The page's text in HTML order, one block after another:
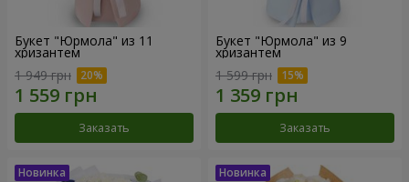
Букет "Юрмола" из 11
хризантем
1 949 грн
Заказать
Букет "Юрмола" из 9
хризантем
1 599 грн
Заказать